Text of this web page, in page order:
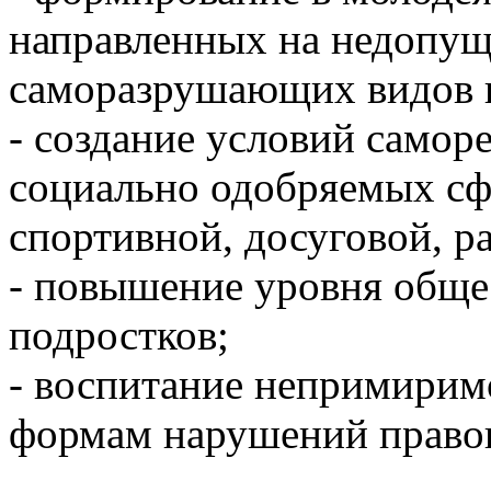
направленных на
саморазрушающих видов
- создание условий
социально одобряемых
спортивной, досуговой,
- повышение уровня
подростков;
- воспитание
формам нарушений